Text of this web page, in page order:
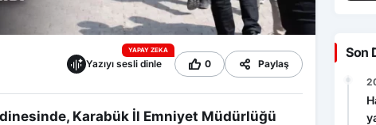
YAPAY ZEKA
Yazıyı sesli dinle 0 Paylaş
Karabük İl Emniyet Müdürlüğü
Son